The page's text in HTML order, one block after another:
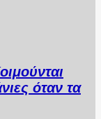
όταν τα